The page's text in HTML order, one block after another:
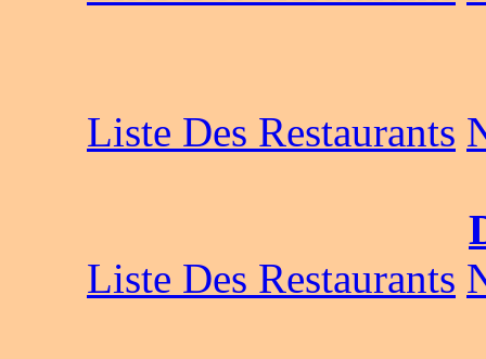
Liste Des Restaurants
Liste Des Restaurants